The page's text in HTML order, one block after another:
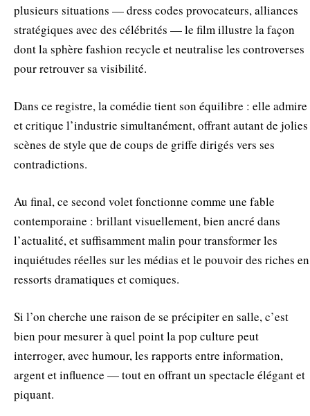
plusieurs situations — dress codes provocateurs, alliances
stratégiques avec des célébrités — le film illustre la façon
dont la sphère fashion recycle et neutralise les controverses
pour retrouver sa visibilité.
Dans ce registre, la comédie tient son équilibre : elle admire
et critique l’industrie simultanément, offrant autant de jolies
scènes de style que de coups de griffe dirigés vers ses
contradictions.
Au final, ce second volet fonctionne comme une fable
contemporaine : brillant visuellement, bien ancré dans
l’actualité, et suffisamment malin pour transformer les
inquiétudes réelles sur les médias et le pouvoir des riches en
ressorts dramatiques et comiques.
Si l’on cherche une raison de se précipiter en salle, c’est
bien pour mesurer à quel point la pop culture peut
interroger, avec humour, les rapports entre information,
argent et influence — tout en offrant un spectacle élégant et
piquant.